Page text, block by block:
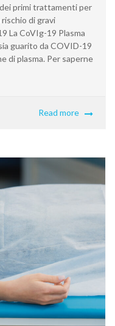
primi trattamenti per
di gravi
La CoVIg-19 Plasma
guarito da COVID-19
di plasma. Per saperne
Read more